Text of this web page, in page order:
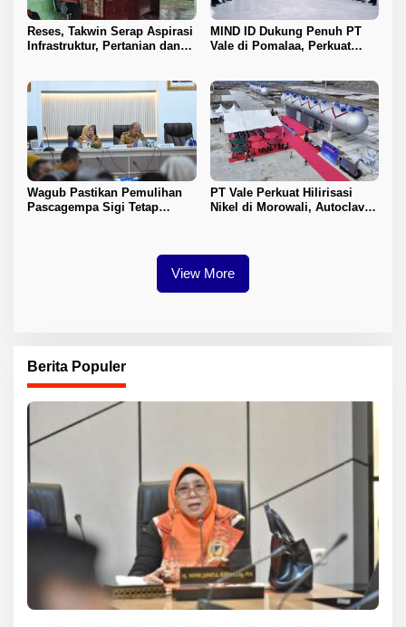
Reses, Takwin Serap Aspirasi
Infrastruktur, Pertanian dan
MIND ID Dukung Penuh PT
Vale di Pomalaa, Perkuat
Wagub Pastikan Pemulihan
Pascagempa Sigi Tetap
PT Vale Perkuat Hilirisasi
Nikel di Morowali, Autoclave
View More
Berita Populer